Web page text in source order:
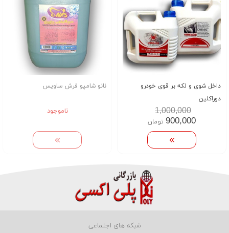
داخل شوی و لکه بر قوی خودرو
دوراکلین
1,000,000
900,000 تومان
نانو شامپو فرش ساویس
ناموجود
شبکه های اجتماعی